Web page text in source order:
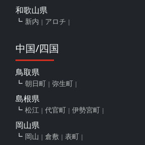
和歌山県
新内 アロチ
中国/四国
鳥取県
朝日町 弥生町
島根県
松江 代官町 伊勢宮町
岡山県
岡山 倉敷 表町